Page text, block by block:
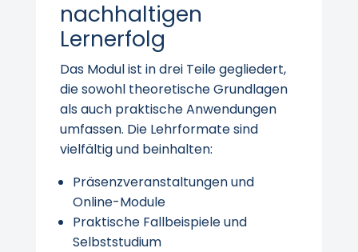
nachhaltigen
Lernerfolg
Das Modul ist in drei Teile gegliedert,
die sowohl theoretische Grundlagen
als auch praktische Anwendungen
umfassen. Die Lehrformate sind
vielfältig und beinhalten:
Präsenzveranstaltungen und
Online-Module
Praktische Fallbeispiele und
Selbststudium